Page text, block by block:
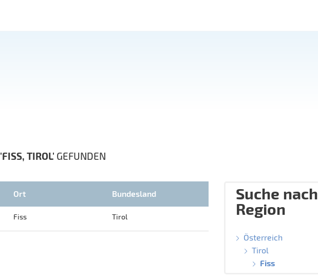
'FISS, TIROL' GEFUNDEN
Ort Bundesland
Fiss Tirol
Suche nach
Region
Österreich
Tirol
Fiss